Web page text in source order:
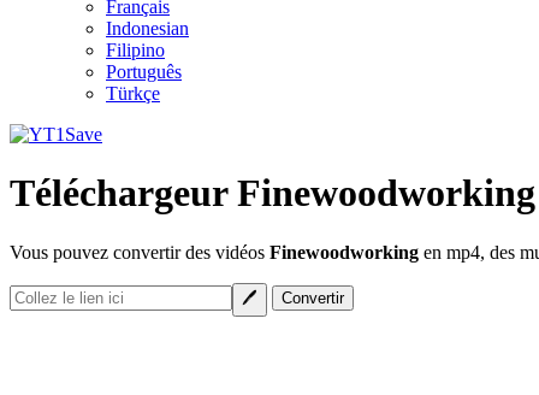
Français
Indonesian
Filipino
Português
Türkçe
Téléchargeur Finewoodworking
Vous pouvez convertir des vidéos Finewoodworking en mp4, des